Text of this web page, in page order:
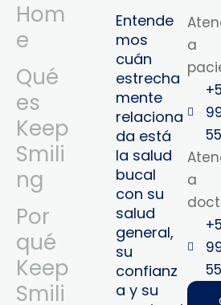
Hom
e
Qué
es
Keep
Smili
ng
Por
qué
Keep
Smili
Entende
mos
cuán
estrecha
mente
relaciona
da está
la salud
bucal
con su
salud
general,
su
confianz
a y su
a
a